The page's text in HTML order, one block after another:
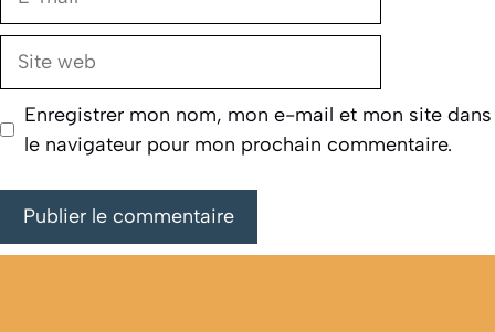
Site
Enregistrer mon nom, mon e-mail et mon site dans
le navigateur pour mon prochain commentaire.